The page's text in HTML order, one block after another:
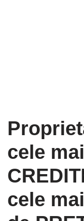
cele
cele